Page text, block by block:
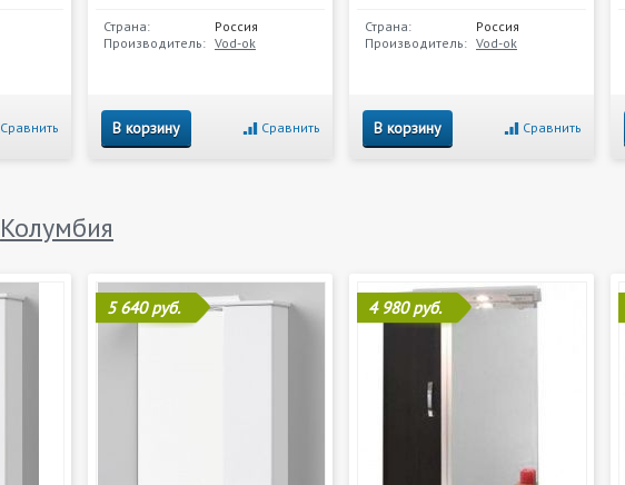
Сравнить
Страна:
Россия
Производитель: Vod-ok
В корзину Сравнить
Страна:
Россия
Производитель: Vod-ok
В корзину Сравнить
Колумбия
5 640 руб. 4 980 руб.